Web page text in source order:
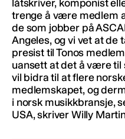
låtskriver, komponist
trenge å være medlem
de som jobber på
Angeles, og vi vet at de
presist til Tonos
uansett at det å være
vil bidra til at flere
medlemskapet, og
i norsk musikkbransje,
USA, skriver Willy